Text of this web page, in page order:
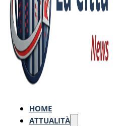
HOME
ATTUALITÀ